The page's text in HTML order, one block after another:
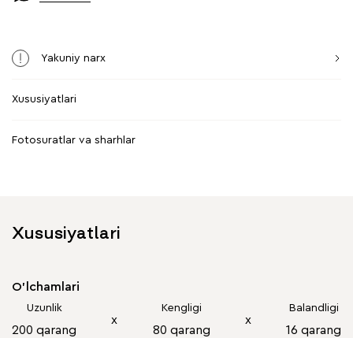
Yakuniy narx
Xususiyatlari
Fotosuratlar va sharhlar
Xususiyatlari
O'lchamlari
Uzunlik
200 qarang
х
Kengligi
80 qarang
х
Balandligi
16 qarang